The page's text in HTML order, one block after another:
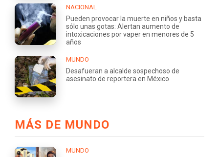
NACIONAL
Pueden provocar la muerte en niños y basta
sólo unas gotas: Alertan aumento de
intoxicaciones por vaper en menores de 5
años
MUNDO
Desafueran a alcalde sospechoso de
asesinato de reportera en México
MÁS DE MUNDO
MUNDO